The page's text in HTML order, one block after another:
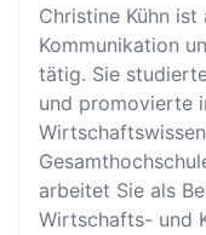
Christine Kühn
Kommunikation
tätig. Sie
und promovierte
arbeitet Sie als
Wirtschafts- und